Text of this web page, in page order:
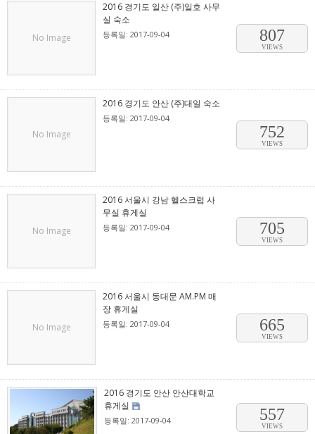
No Image
2016 경기도 일산 (주)일호 사무
실 숙소
등록일: 2017-09-04 807
VIEWS
No Image
2016 경기도 안산 (주)대일 숙소
등록일: 2017-09-04
752
VIEWS
No Image
2016 서울시 강남 헬스크럽 사
무실 휴게실
등록일: 2017-09-04 705
VIEWS
No Image
2016 서울시 동대문 AM.PM 매
장 휴게실
등록일: 2017-09-04 665
VIEWS
2016 경기도 안산 안산대학교
휴게실
등록일: 2017-09-04 557
VIEWS